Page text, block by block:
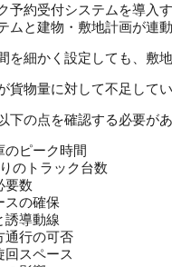
予約受付システムを導入
ムと建物・敷地計画が連
を細かく設定しても、敷
貨物量に対して不足して
下の点を確認する必要があ
のピーク時間
のトラック台数
要数
スの確保
誘導動線
通行の可否
回スペース